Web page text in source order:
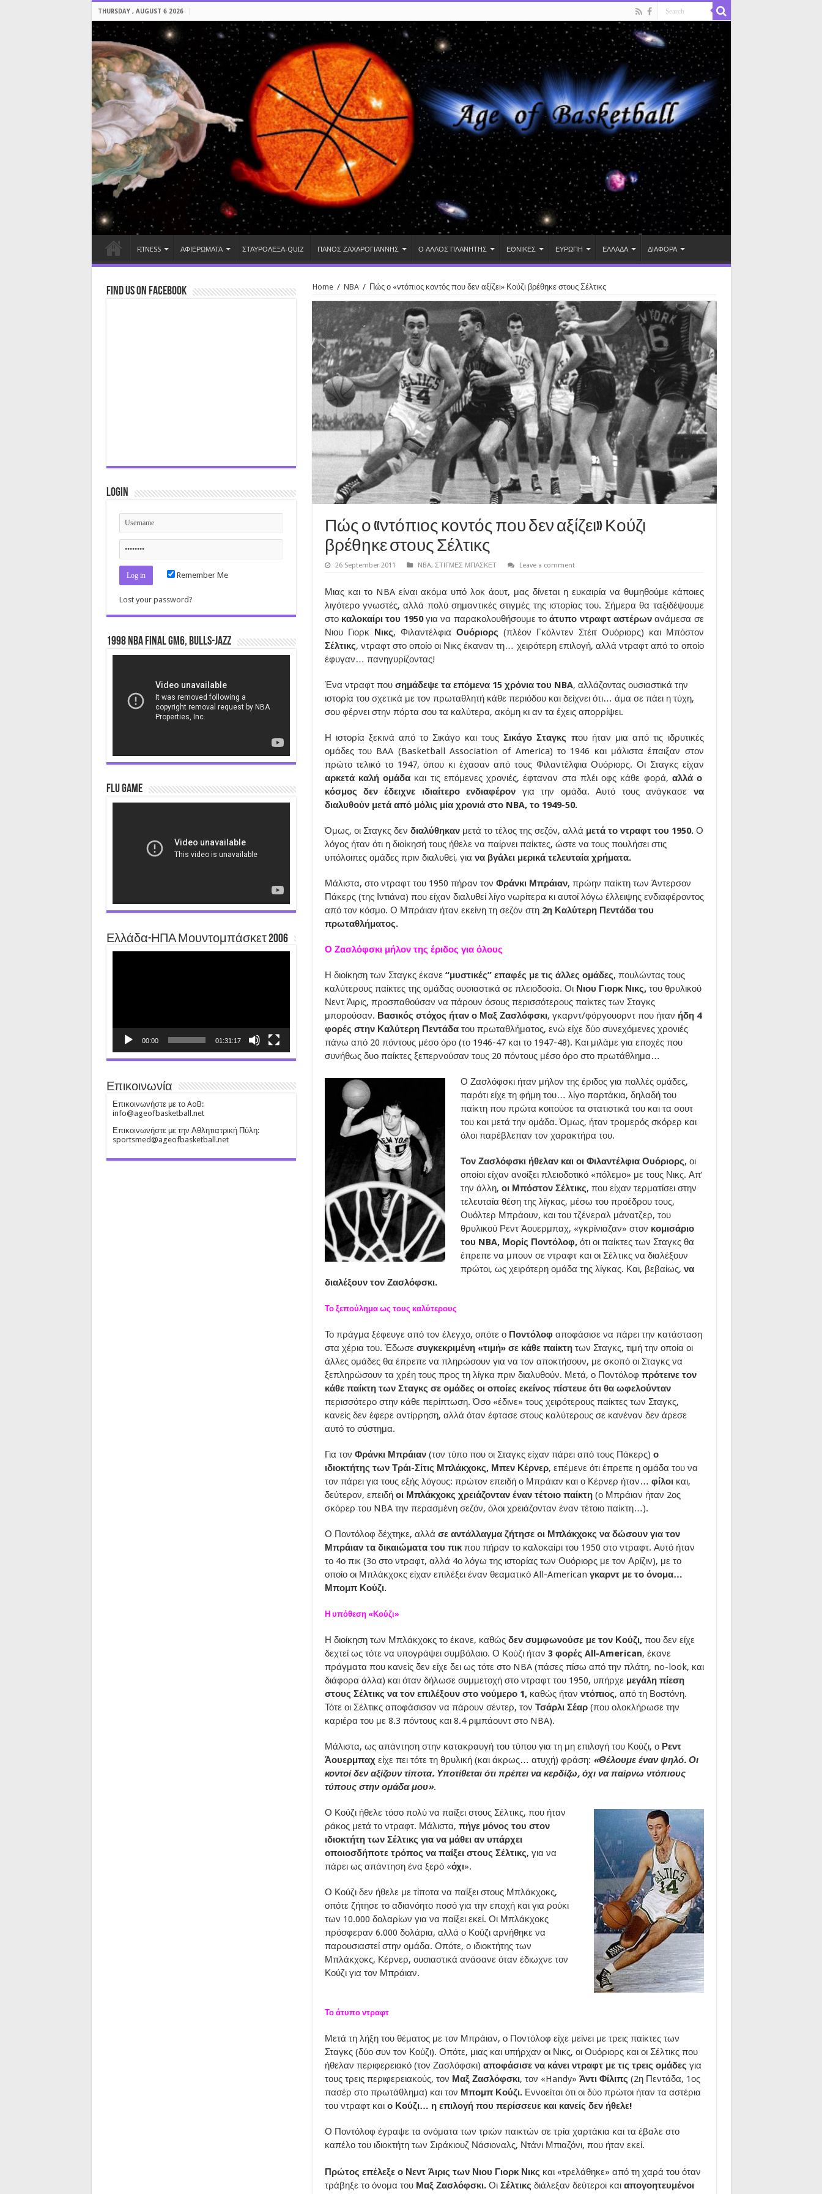
THURSDAY , AUGUST 6 2026
FITNESS ΑΦΙΕΡΩΜΑΤΑ ΣΤΑΥΡΟΛΕΞΑ-QUIZ ΠΑΝΟΣ ΖΑΧΑΡΟΓΙΑΝΝΗΣ Ο ΑΛΛΟΣ ΠΛΑΝΗΤΗΣ ΕΘΝΙΚΕΣ ΕΥΡΩΠΗ ΕΛΛΑΔΑ ΔΙΑΦΟΡΑ
Home / NBA / Πώς ο «ντόπιος κοντός που δεν αξίζει» Κούζι βρέθηκε στους Σέλτικς
Πώς ο «ντόπιος κοντός που δεν αξίζει» Κούζι
βρέθηκε στους Σέλτικς
26 September 2011 NBA, ΣΤΙΓΜΕΣ ΜΠΑΣΚΕΤ Leave a comment
Μιας και το NBA είναι ακόμα υπό λοκ άουτ, μας δίνεται η ευκαιρία να θυμηθούμε κάποιες
λιγότερο γνωστές, αλλά πολύ σημαντικές στιγμές της ιστορίας του. Σήμερα θα ταξιδέψουμε
στο καλοκαίρι του 1950για να παρακολουθήσουμε τοάτυπο ντραφτ αστέρωνανάμεσα σε
Νιου Γιορκ Νικς, Φιλαντέλφια Ουόριορς (πλέον Γκόλντεν Στέιτ Ουόριορς) και Μπόστον
Σέλτικς, ντραφτ στο οποίο οι Νικς έκαναν τη… χειρότερη επιλογή, αλλά ντραφτ από το οποίο
έφυγαν… πανηγυρίζοντας!
Ένα ντραφτ πουσημάδεψε τα επόμενα 15 χρόνια του NBA, αλλάζοντας ουσιαστικά την
ιστορία του σχετικά με τον πρωταθλητή κάθε περιόδου και δείχνει ότι… άμα σε πάει η τύχη,
σου φέρνει στην πόρτα σου τα καλύτερα, ακόμη κι αν τα έχεις απορρίψει.
Η ιστορία ξεκινά από το Σικάγο και τουςΣικάγο Σταγκς που ήταν μια από τις ιδρυτικές
ομάδες του BAA (Basketball Association of America) το 1946 και μάλιστα έπαιξαν στον
πρώτο τελικό το 1947, όπου κι έχασαν από τους Φιλαντέλφια Ουόριορς. Οι Σταγκς είχαν
αρκετά καλή ομάδα και τις επόμενες χρονιές, έφταναν στα πλέι οφς κάθε φορά, αλλά ο
κόσμος δεν έδειχνε ιδιαίτερο ενδιαφέρον για την ομάδα. Αυτό τους ανάγκασε να
διαλυθούν μετά από μόλις μία χρονιά στο NBA, το 1949-50.
Όμως, οι Σταγκς δεν διαλύθηκαν μετά το τέλος της σεζόν, αλλά μετά το ντραφτ του 1950.Ο
λόγος ήταν ότι η διοίκησή τους ήθελε να παίρνει παίκτες, ώστε να τους πουλήσει στις
υπόλοιπες ομάδες πριν διαλυθεί, για να βγάλει μερικά τελευταία χρήματα.
Μάλιστα, στο ντραφτ του 1950 πήραν τον Φράνκι Μπράιαν, πρώην παίκτη των Άντερσον
Πάκερς (της Ιντιάνα) που είχαν διαλυθεί λίγο νωρίτερα κι αυτοί λόγω έλλειψης ενδιαφέροντος
από τον κόσμο. Ο Μπράιαν ήταν εκείνη τη σεζόν στη 2η Καλύτερη Πεντάδα του
πρωταθλήματος.
Ο Ζασλόφσκι μήλον της έριδος για όλους
Η διοίκηση των Σταγκς έκανε “μυστικές” επαφές με τις άλλες ομάδες, πουλώντας τους
καλύτερους παίκτες της ομάδας ουσιαστικά σε πλειοδοσία. Οι Νιου Γιορκ Νικς,του θρυλικού
Νεντ Άιρις, προσπαθούσαν να πάρουν όσους περισσότερους παίκτες των Σταγκς
μπορούσαν. Βασικός στόχος ήταν ο Μαξ Ζασλόφσκι, γκαρντ/φόργουορντ που ήταν ήδη 4
φορές στην Καλύτερη Πεντάδατου πρωταθλήματος, ενώ είχε δύο συνεχόμενες χρονιές
πάνω από 20 πόντους μέσο όρο (το 1946-47 και το 1947-48). Και μιλάμε για εποχές που
συνήθως δυο παίκτες ξεπερνούσαν τους 20 πόντους μέσο όρο στο πρωτάθλημα…
Ο Ζασλόφσκι ήταν μήλον της έριδος για πολλές ομάδες,
παρότι είχε τη φήμη του… λίγο παρτάκια, δηλαδή του
παίκτη που πρώτα κοιτούσε τα στατιστικά του και τα σουτ
του και μετά την ομάδα. Όμως, ήταν τρομερός σκόρερ και
όλοι παρέβλεπαν τον χαρακτήρα του.
Τον Ζασλόφσκι ήθελαν και οι Φιλαντέλφια Ουόριορς, οι
οποίοι είχαν ανοίξει πλειοδοτικό «πόλεμο» με τους Νικς. Απ’
την άλλη, οι Μπόστον Σέλτικς, που είχαν τερματίσει στην
τελευταία θέση της λίγκας, μέσω του προέδρου τους,
Ουόλτερ Μπράουν, και του τζένεραλ μάνατζερ, του
θρυλικού Ρεντ Άουερμπαχ, «γκρίνιαζαν» στον κομισάριο
του NBA, Μορίς Ποντόλοφ, ότι οι παίκτες των Σταγκς θα
έπρεπε να μπουν σε ντραφτ και οι Σέλτικς να διαλέξουν
πρώτοι, ως χειρότερη ομάδα της λίγκας. Και, βεβαίως, να
διαλέξουν τον Ζασλόφσκι.
Το ξεπούλημα ως τους καλύτερους
Το πράγμα ξέφευγε από τον έλεγχο, οπότε ο Ποντόλοφ αποφάσισε να πάρει την κατάσταση
στα χέρια του. Έδωσε συγκεκριμένη «τιμή» σε κάθε παίκτη των Σταγκς, τιμή την οποία οι
άλλες ομάδες θα έπρεπε να πληρώσουν για να τον αποκτήσουν, με σκοπό οι Σταγκς να
ξεπληρώσουν τα χρέη τους προς τη λίγκα πριν διαλυθούν. Μετά, ο Ποντόλοφ πρότεινε τον
κάθε παίκτη των Σταγκς σε ομάδες οι οποίες εκείνος πίστευε ότι θα ωφελούνταν
περισσότερο στην κάθε περίπτωση. Όσο «έδινε» τους χειρότερους παίκτες των Σταγκς,
κανείς δεν έφερε αντίρρηση, αλλά όταν έφτασε στους καλύτερους σε κανέναν δεν άρεσε
αυτό το σύστημα.
Για τον Φράνκι Μπράιαν(τον τύπο που οι Σταγκς είχαν πάρει από τους Πάκερς) ο
ιδιοκτήτης των Τράι-Σίτις Μπλάκχοκς, Μπεν Κέρνερ, επέμενε ότι έπρεπε η ομάδα του να
τον πάρει για τους εξής λόγους: πρώτον επειδή ο Μπράιαν και ο Κέρνερ ήταν… φίλοι και,
δεύτερον, επειδήοι Μπλάκχοκς χρειάζονταν έναν τέτοιο παίκτη(ο Μπράιαν ήταν 2ος
σκόρερ του NBA την περασμένη σεζόν, όλοι χρειάζονταν έναν τέτοιο παίκτη…).
Ο Ποντόλοφ δέχτηκε, αλλά σε αντάλλαγμα ζήτησε οι Μπλάκχοκς να δώσουν για τον
Μπράιαν τα δικαιώματα του πικ που πήραν το καλοκαίρι του 1950 στο ντραφτ. Αυτό ήταν
το 4ο πικ (3ο στο ντραφτ, αλλά 4ο λόγω της ιστορίας των Ουόριορς με τον Αρίζιν), με το
οποίο οι Μπλάκχοκς είχαν επιλέξει έναν θεαματικό All-American γκαρντ με το όνομα…
Μπομπ Κούζι.
Η υπόθεση «Κούζι»
Η διοίκηση των Μπλάκχοκς το έκανε, καθώς δεν συμφωνούσε με τον Κούζι,που δεν είχε
δεχτεί ως τότε να υπογράψει συμβόλαιο. Ο Κούζι ήταν 3 φορές All-American, έκανε
πράγματα που κανείς δεν είχε δει ως τότε στο NBA (πάσες πίσω από την πλάτη, no-look, και
διάφορα άλλα) και όταν δήλωσε συμμετοχή στο ντραφτ του 1950, υπήρχε μεγάλη πίεση
στους Σέλτικς να τον επιλέξουν στο νούμερο 1, καθώς ήταν ντόπιος, από τη Βοστόνη.
Τότε οι Σέλτικς αποφάσισαν να πάρουν σέντερ, τον Τσάρλι Σέαρ(που ολοκλήρωσε την
καριέρα του με 8.3 πόντους και 8.4 ριμπάουντ στο NBA).
Μάλιστα, ως απάντηση στην κατακραυγή του τύπου για τη μη επιλογή του Κούζι, οΡεντ
Άουερμπαχ είχε πει τότε τη θρυλική (και άκρως… ατυχή) φράση: «Θέλουμε έναν ψηλό. Οι
κοντοί δεν αξίζουν τίποτα. Υποτίθεται ότι πρέπει να κερδίζω, όχι να παίρνω ντόπιους
τύπους στην ομάδα μου».
Ο Κούζι ήθελε τόσο πολύ να παίξει στους Σέλτικς, που ήταν
ράκος μετά το ντραφτ. Μάλιστα, πήγε μόνος του στον
ιδιοκτήτη των Σέλτικς για να μάθει αν υπάρχει
οποιοσδήποτε τρόπος να παίξει στους Σέλτικς, για να
πάρει ως απάντηση ένα ξερό «όχι».
Ο Κούζι δεν ήθελε με τίποτα να παίξει στους Μπλάκχοκς,
οπότε ζήτησε το αδιανόητο ποσό για την εποχή και για ρούκι
των 10.000 δολαρίων για να παίξει εκεί. Οι Μπλάκχοκς
πρόσφεραν 6.000 δολάρια, αλλά ο Κούζι αρνήθηκε να
παρουσιαστεί στην ομάδα. Οπότε, ο ιδιοκτήτης των
Μπλάκχοκς, Κέρνερ, ουσιαστικά ανάσανε όταν έδιωχνε τον
Κούζι για τον Μπράιαν.
Το άτυπο ντραφτ
Μετά τη λήξη του θέματος με τον Μπράιαν, ο Ποντόλοφ είχε μείνει με τρεις παίκτες των
Σταγκς (δύο συν τον Κούζι). Οπότε, μιας και υπήρχαν οι Νικς, οι Ουόριορς και οι Σέλτικς που
ήθελαν περιφερειακό (τον Ζασλόφσκι) αποφάσισε να κάνει ντραφτ με τις τρεις ομάδες για
τους τρεις περιφερειακούς, τον Μαξ Ζασλόφσκι, τον «Handy» Άντι Φίλιπς (2η Πεντάδα, 1ος
πασέρ στο πρωτάθλημα) και τον Μπομπ Κούζι. Εννοείται ότι οι δύο πρώτοι ήταν τα αστέρια
του ντραφτ και ο Κούζι… η επιλογή που περίσσευε και κανείς δεν ήθελε!
Ο Ποντόλοφ έγραψε τα ονόματα των τριών παικτών σε τρία χαρτάκια και τα έβαλε στο
καπέλο του ιδιοκτήτη των Σιράκιουζ Νάσιοναλς, Ντάνι Μπιαζόνι, που ήταν εκεί.
Πρώτος επέλεξε ο Νεντ Άιρις των Νιου Γιορκ Νικς και «τρελάθηκε» από τη χαρά του όταν
τράβηξε το όνομα του Μαξ Ζασλόφσκι.Οι Σέλτικς διάλεξαν δεύτεροι και απογοητευμένοι
Find us on Facebook
Login
Remember Me
Lost your password?
1998 NBA Final gm6, Bulls-Jazz
Flu Game
Ελλάδα-ΗΠΑ Μουντομπάσκετ 2006
00:00 01:31:17
Επικοινωνία
Επικοινωνήστε με το AoB:
info@ageofbasketball.net
Επικοινωνήστε με την Αθλητιατρική Πύλη:
sportsmed@ageofbasketball.net